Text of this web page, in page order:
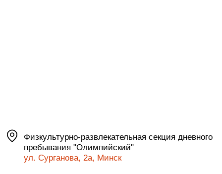
Физкультурно-развлекательная секция дневного
пребывания "Олимпийский"
ул. Сурганова, 2а, Минск